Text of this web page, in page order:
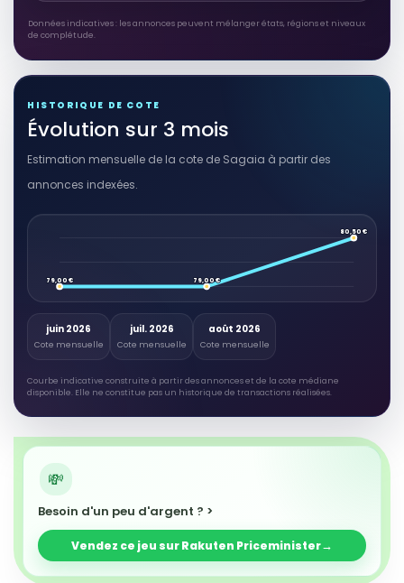
Données indicatives : les annonces peuvent mélanger états, régions et niveaux
de complétude.
HISTORIQUE DE COTE
Évolution sur 3 mois
Estimation mensuelle de la cote de Sagaia à partir des
annonces indexées.
79,00 € 79,00 €
80,50 €
juin 2026
Cote mensuelle
juil. 2026
Cote mensuelle
août 2026
Cote mensuelle
Courbe indicative construite à partir des annonces et de la cote médiane
disponible. Elle ne constitue pas un historique de transactions réalisées.
Besoin d'un peu d'argent ? >
Vendez ce jeu sur Rakuten Priceminister